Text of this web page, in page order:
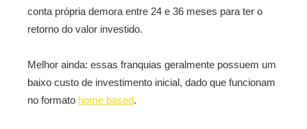
conta própria demora entre 24 e 36 meses para ter o
retorno do valor investido.
Melhor ainda: essas franquias geralmente possuem um
baixo custo de investimento inicial, dado que funcionam
no formato home based.